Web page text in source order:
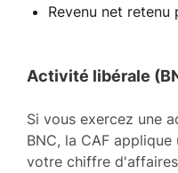
Revenu net retenu
Activité libérale
Si vous exercez une
BNC, la CAF
votre chiffre